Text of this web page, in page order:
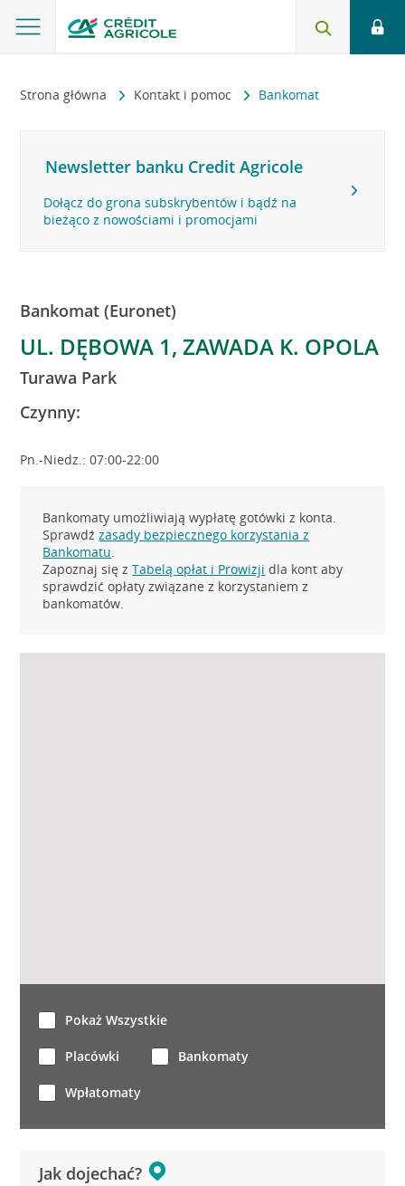
Strona główna Kontakt i pomoc Bankomat
Newsletter banku Credit Agricole
Dołącz do grona subskrybentów i bądź na
bieżąco z nowościami i promocjami
Bankomat (Euronet)
UL. DĘBOWA 1, ZAWADA K. OPOLA
Turawa Park
Czynny:
Pn.-Niedz.: 07:00-22:00
Bankomaty umożliwiają wypłatę gotówki z konta.
Sprawdźzasady bezpiecznego korzystania z
Bankomatu.
Zapoznaj się zTabelą opłat i Prowizji dla kont aby
sprawdzić opłaty związane z korzystaniem z
bankomatów.
Jak dojechać?
Pokaż Wszystkie
Placówki Bankomaty
Wpłatomaty